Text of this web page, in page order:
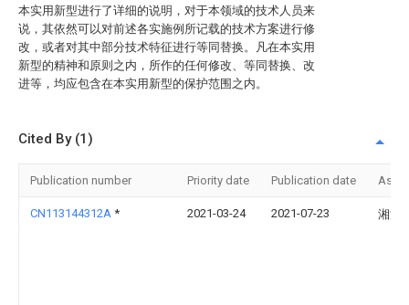
本实用新型进行了详细的说明，对于本领域的技术人员来
说，其依然可以对前述各实施例所记载的技术方案进行修
改，或者对其中部分技术特征进行等同替换。凡在本实用
新型的精神和原则之内，所作的任何修改、等同替换、改
进等，均应包含在本实用新型的保护范围之内。
Cited By (1)
Publication number Priority date Publication date
CN113144312A * 2021-03-24 2021-07-23 湘潭